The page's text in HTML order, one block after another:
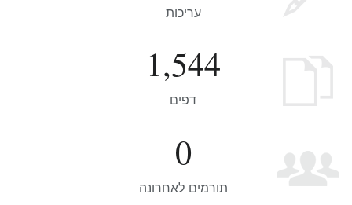
עריכות
1,544
דפים
0
תורמים לאחרונה